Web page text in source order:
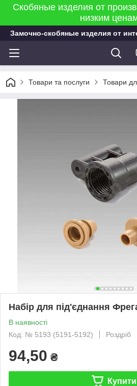
Скобяные изделия от
низким
Замочно-скобяные изделия от
Товари та послуги Товари
Набір для під'єднання
В наявності
Код: № 5193 (5191-5192)
Роздріб
94,50 ₴
Купити